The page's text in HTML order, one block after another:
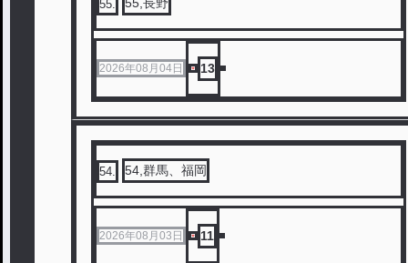
55
2026年08月04日 13
54 54,群馬、福岡
2026年08月03日 11